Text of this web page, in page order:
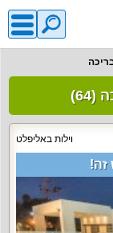
וילות באליפלט
זה!